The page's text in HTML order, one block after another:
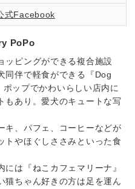
式Facebook
PoPo
ッピングができる複合施設
同伴で軽食ができる『Dog
ップでかわいらしい店内に
もあり。愛犬のキュートな写
キ、パフェ、コーヒーなどが
トやほぐしささみといった食
は『ねこカフェマリーナ』
猫ちゃん好きの方は足を運ん